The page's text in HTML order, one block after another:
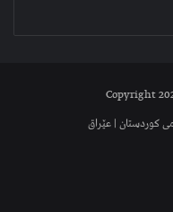
کوردستان | عێراق